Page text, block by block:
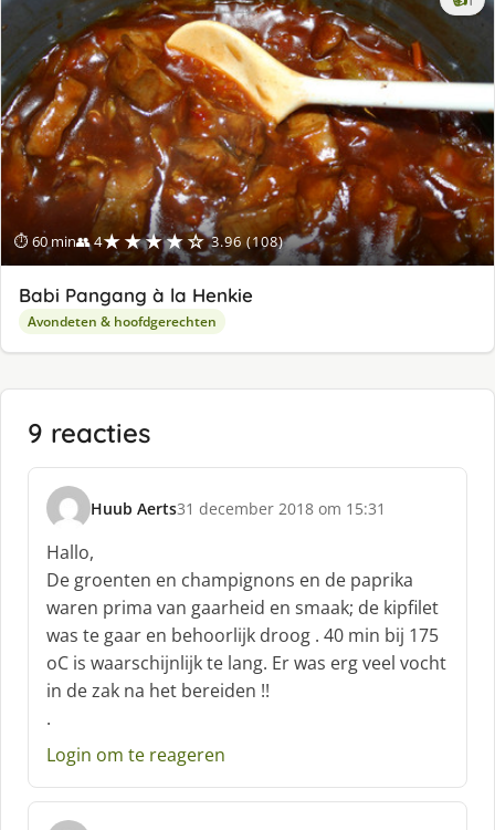
⏱ 60 min👥 4★★★★☆ 3.96 (108)
Babi Pangang à la Henkie
Avondeten & hoofdgerechten
9 reacties
Huub Aerts
s
c
h
r
e
e
f
:
31 december 2018 om 15:31
Hallo,
De groenten en champignons en de paprika
waren prima van gaarheid en smaak; de kipfilet
was te gaar en behoorlijk droog . 40 min bij 175
oC is waarschijnlijk te lang. Er was erg veel vocht
in de zak na het bereiden !!
.
Login om te reageren